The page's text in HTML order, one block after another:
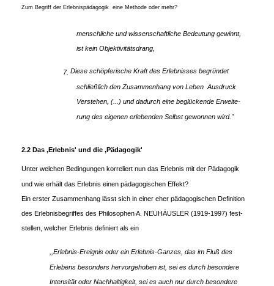
Zum Begriff der Erlebnispädagogik ­ eine Methode oder mehr?
menschliche und wissenschaftliche Bedeutung gewinnt,
ist kein Objektivitätsdrang,
7. Diese schöpferische Kraft des Erlebnisses begründet
schließlich den Zusammenhang von Leben ­ Ausdruck ­
Verstehen, (...) und dadurch eine beglückende Erweite-
rung des eigenen erlebenden Selbst gewonnen wird."
2.2 Das ,Erlebnis' und die ,Pädagogik'
Unter welchen Bedingungen korreliert nun das Erlebnis mit der Pädagogik
und wie erhält das Erlebnis einen pädagogischen Effekt?
Ein erster Zusammenhang lässt sich in einer eher pädagogischen Definition
des Erlebnisbegriffes des Philosophen A. NEUHÄUSLER (1919-1997) fest-
stellen, welcher Erlebnis definiert als ein
,,Erlebnis-Ereignis oder ein Erlebnis-Ganzes, das im Fluß des
Erlebens besonders hervorgehoben ist, sei es durch besondere
Intensität oder Nachhaltigkeit, sei es auch nur durch besondere